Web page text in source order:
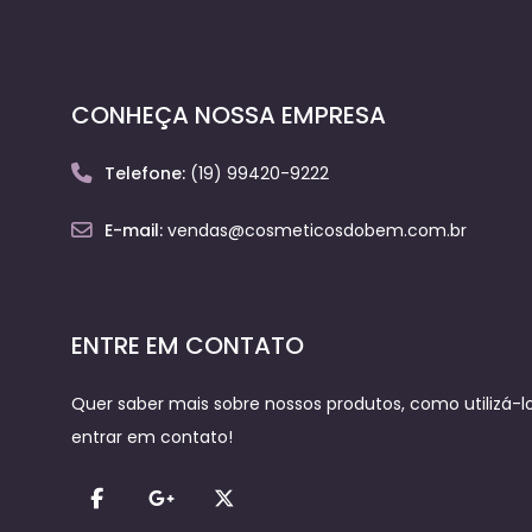
CONHEÇA NOSSA EMPRESA
Telefone: (19) 99420-9222
E-mail: vendas@cosmeticosdobem.com.br
ENTRE EM CONTATO
Quer saber mais sobre nossos produtos, como utilizá-
entrar em contato!